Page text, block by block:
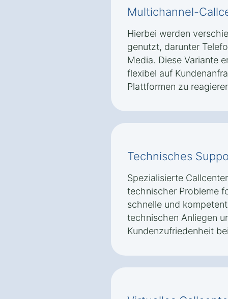
Multichannel-
Hierbei werden
genutzt, darunter
Media. Diese Variante
flexibel auf
Plattformen zu
Technisches
Spezialisierte
technischer Probleme
schnelle und
technischen Anliegen
Kundenzufriedenheit